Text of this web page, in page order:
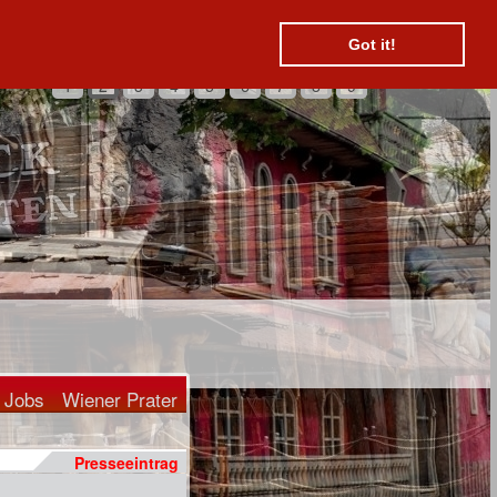
Got it!
9
8
7
6
5
4
3
2
1
Wiener Prater
Jobs
Presseeintrag